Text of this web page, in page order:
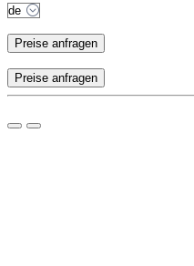
Preise anfragen
Preise anfragen